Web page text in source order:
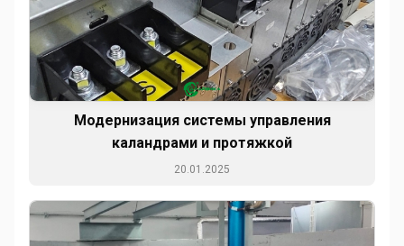
Модернизация системы управления
каландрами и протяжкой
20.01.2025